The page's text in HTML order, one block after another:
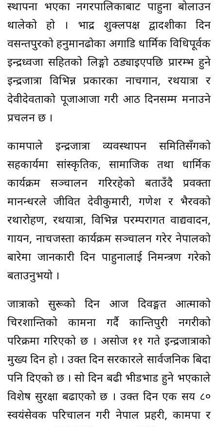
स्थापना भएका नगरपालिकाबाट पाहुना बोलाउन
थालेको हो । भाद्र शुक्लपक्ष द्वादशीका दिन
वसन्तपुरको हनुमानढोका अगाडि धार्मिक विधिपूर्वक
इन्द्रध्वजा सहितको लिङ्गो ठड्याइएपछि प्रारम्भ हुने
इन्द्रजात्रा विभिन्न प्रकारका नाचगान, रथयात्रा र
देवीदेवताको पूजाआजा गरी आठ दिनसम्म मनाउने
प्रचलन छ ।
कामपाले इन्द्रजात्रा व्यवस्थापन समितिसँगको
सहकार्यमा सांस्कृतिक, सामाजिक तथा धार्मिक
कार्यक्रम सञ्चालन गरिरहेको बताउँदै प्रवक्ता
मानन्धरले जीवित देवीकुमारी, गणेश र भैरवको
रथारोहण, रथयात्रा, विभिन्न परम्परागत वाद्यवादन,
गायन, नाचजस्ता कार्यक्रम सञ्चालन गरेर नेपालको
बारेमा जानकारी दिन पाहुनालाई निमन्त्रण गरेको
बताउनुभयो ।
जात्राको सुरूको दिन आज दिवङ्गत आत्माको
चिरशान्तिको कामना गर्दै कान्तिपुरी नगरीको
परिक्रमा गरिएको छ । असोज ११ गते इन्द्रजात्राको
मुख्य दिन हो । उक्त दिन सरकारले सार्वजनिक बिदा
पनि दिएको छ । सो दिन बढी भीडभाड हुने भएकाले
विशेष सुरक्षा बढाएको छ । उक्त दिन एक सय ८०
स्वयंसेवक परिचालन गरी नेपाल प्रहरी, कामपा र